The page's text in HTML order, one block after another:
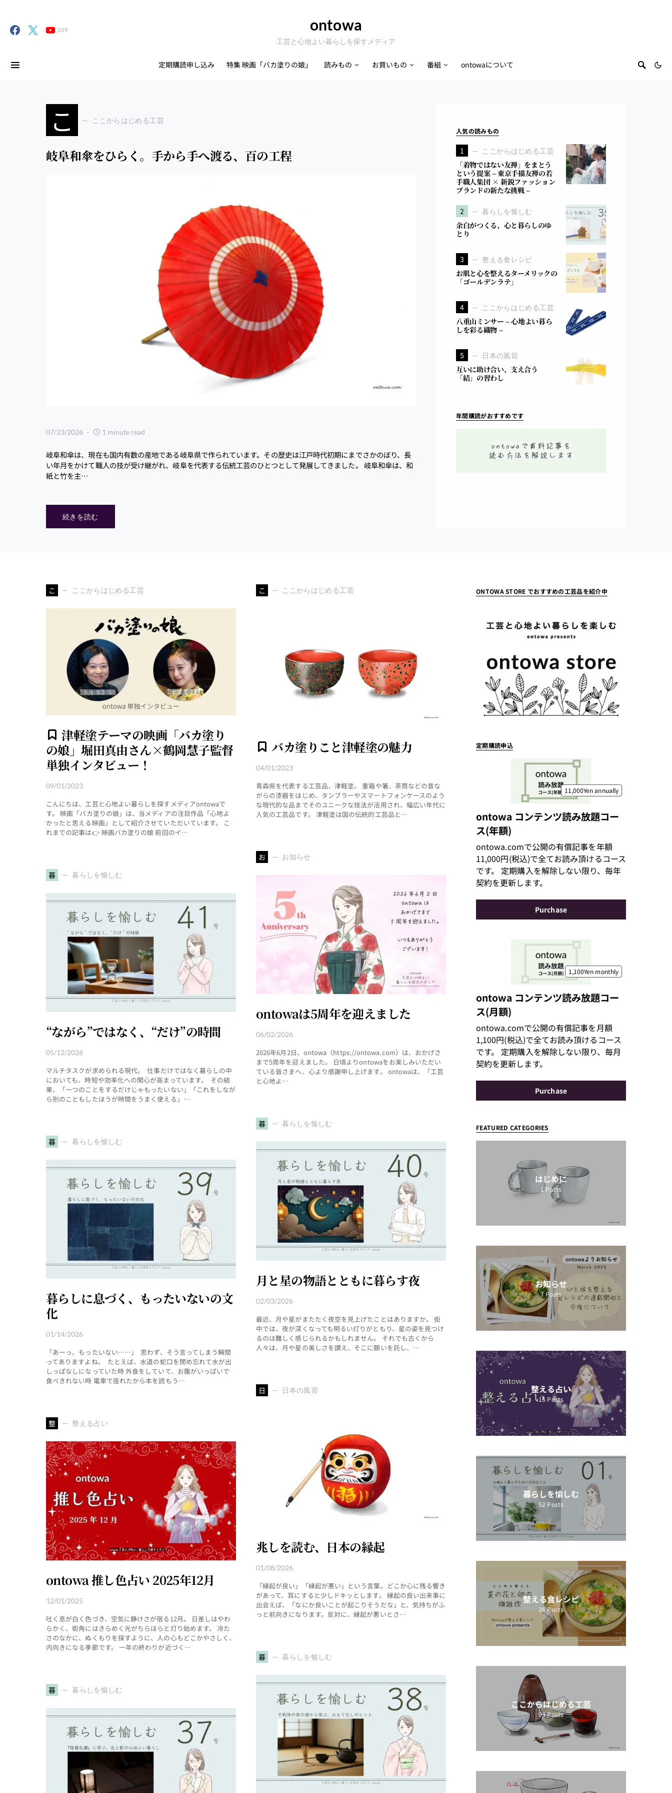
229 ontowa
工芸と心地よい暮らしを探すメディア
定期購読申し込み 特集 映画「バカ塗りの娘」 読みもの お買いもの 番組 ontowaについて
こ ここからはじめる工芸
岐阜和傘をひらく。手から手へ渡る、百の工程
07/23/2026 1 minute read
岐阜和傘は、現在も国内有数の産地である岐阜県で作られています。その歴史は江戸時代初期にまでさかのぼり、長
い年月をかけて職人の技が受け継がれ、岐阜を代表する伝統工芸のひとつとして発展してきました。 岐阜和傘は、和
紙と竹を主…
続きを読む
人気の読みもの
1 ここからはじめる工芸
「着物ではない友禅」をまとう
という提案 – 東京手描友禅の若
手職人集団 × 新鋭ファッション
ブランドの新たな挑戦 –
2 暮らしを愉しむ
余白がつくる、心と暮らしのゆ
とり
3 整える食レシピ
お肌と心を整えるターメリックの
「ゴールデンラテ」
4 ここからはじめる工芸
八重山ミンサー – 心地よい暮ら
しを彩る織物 –
5 日本の風習
互いに助け合い、支え合う
「結」の習わし
年間購読がおすすめです
こ ここからはじめる工芸
津軽塗テーマの映画「バカ塗り
の娘」堀田真由さん×鶴岡慧子監督
単独インタビュー！
09/01/2023
こんにちは、工芸と心地よい暮らしを探すメディアontowaで
す。 映画「バカ塗りの娘」は、当メディアの注目作品「心地よ
かったと思える映画」として紹介させていただいています。 こ
れまでの記事は👉 映画バカ塗りの娘 前回のイ…
暮 暮らしを愉しむ
“ながら”ではなく、“だけ”の時間
05/12/2026
マルチタスクが求められる現代。 仕事だけではなく暮らしの中
においても、時短や効率化への関心が高まっています。 その結
果、「一つのことをするだけじゃもったいない」「これをしなが
ら別のこともしたほうが時間をうまく使える」…
暮 暮らしを愉しむ
暮らしに息づく、もったいないの文
化
01/14/2026
「あーっ、もったいない……」 思わず、そう言ってしまう瞬間
ってありますよね。 たとえば、水道の蛇口を閉め忘れて水が出
しっぱなしになっていた時 外食をしていて、お腹がいっぱいで
食べきれない時 電車で座れたから本を読もう…
整 整える占い
ontowa 推し色占い 2025年12月
12/01/2025
吐く息が白く色づき、空気に静けさが宿る12月。 日差しはやわ
らかく、街角にはきらめく光がちらほらと灯り始めます。 冷た
さのなかに、ぬくもりを探すように、人の心もどこかやさしく、
内向きになる季節です。 一年の終わりが近づく…
暮 暮らしを愉しむ
こ ここからはじめる工芸
バカ塗りこと津軽塗の魅力
04/01/2023
青森県を代表する工芸品、津軽塗。 重箱や箸、茶筒などの昔な
がらの漆器をはじめ、タンブラーやスマートフォンケースのよう
な現代的な品までそのユニークな技法が活用され、幅広い年代に
人気の工芸品です。 津軽塗は国の伝統的工芸品と…
お お知らせ
ontowaは5周年を迎えました
06/02/2026
2026年6月2日、ontowa（https://ontowa.com）は、おかげさ
まで5周年を迎えました。 日頃よりontowaをお楽しみいただい
ている皆さまへ、心より感謝申し上げます。 ontowaは、「工芸
と心地よ…
暮 暮らしを愉しむ
月と星の物語とともに暮らす夜
02/03/2026
最近、月や星がまたたく夜空を見上げたことはありますか。 街
中では、夜が深くなっても明るい灯りがともり、星の姿を見つけ
るのは難しく感じられるかもしれません。 それでも古くから
人々は、月や星の美しさを讃え、そこに願いを託し、…
日 日本の風習
兆しを読む、日本の縁起
01/08/2026
「縁起が良い」「縁起が悪い」という言葉。どこか心に残る響き
があって、耳にすると少しドキッとします。 縁起の良い出来事に
出会えば、「なにか良いことが起こりそうだな」と、気持ちがふ
っと前向きになります。反対に、縁起が悪いとさ…
暮 暮らしを愉しむ
ONTOWA STORE でおすすめの工芸品を紹介中
定期購読申込
11,000Yenannually
ontowa コンテンツ読み放題コー
ス(年額)
ontowa.comで公開の有償記事を年額
11,000円(税込)で全てお読み頂けるコース
です。 定期購入を解除しない限り、毎年
契約を更新します。
Purchase
1,100Yen monthly
ontowa コンテンツ読み放題コー
ス(月額)
ontowa.comで公開の有償記事を月額
1,100円(税込)で全てお読み頂けるコース
です。 定期購入を解除しない限り、毎月
契約を更新します。
Purchase
FEATURED CATEGORIES
はじめに
1 Posts
お知らせ
7Posts
整える占い
16 Posts
暮らしを愉しむ
52 Posts
整える食レシピ
26Posts
ここからはじめる工芸
93Posts